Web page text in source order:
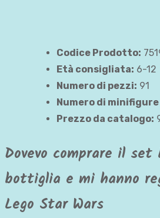
Codice Prodotto:
Età consigliata: 6-12
Numero di pezzi: 91
Numero di
Prezzo da catalogo:
Dovevo comprare il set
bottiglia e mi hanno
Lego Star Wars